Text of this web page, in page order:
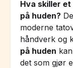
Hva skiller
på huden?
moderne
håndverk og
på huden
det som gjør